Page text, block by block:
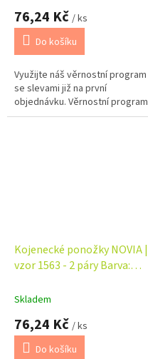
76,24 Kč / ks
Do košíku
Využijte náš věrnostní program
se slevami již na první
objednávku. Věrnostní program
Kojenecké ponožky NOVIA |
vzor 1563 - 2 páry Barva:
Skladem
76,24 Kč / ks
Do košíku